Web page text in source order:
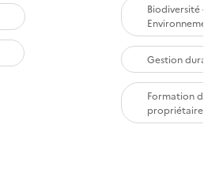
Biodiversité -
Environnement
Gestion
Formation des
propriétaires